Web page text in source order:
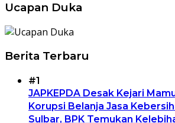
Ucapan Duka
Berita Terbaru
#1
JAPKEPDA Desak Kejari
Korupsi Belanja Jasa
Sulbar, BPK Temukan